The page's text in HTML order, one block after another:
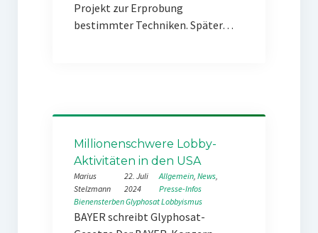
Projekt zur Erprobung
bestimmter Techniken. Später…
Millionenschwere Lobby-
Aktivitäten in den USA
Marius
Stelzmann
22. Juli
2024
Allgemein, News
Presse-Infos
BienensterbenGlyphosatLobbyismus
BAYER schreibt Glyphosat-